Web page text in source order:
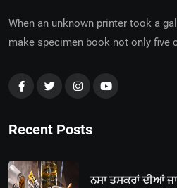
When an unknown printer took a
make specimen book not only five
Recent Posts
ਨਸਾ ਤਸਕਰਾਂ ਦੀਆਂ